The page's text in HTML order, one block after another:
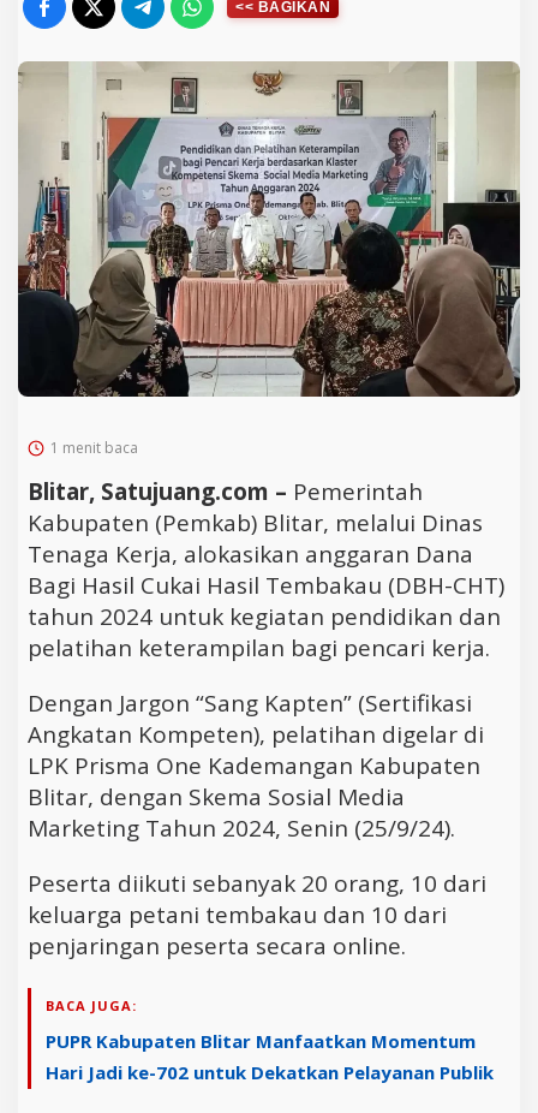
1 menit baca
Blitar, Satujuang.com – Pemerintah
Kabupaten (Pemkab) Blitar, melalui Dinas
Tenaga Kerja, alokasikan anggaran Dana
Bagi Hasil Cukai Hasil Tembakau (DBH-CHT)
tahun 2024 untuk kegiatan pendidikan dan
pelatihan keterampilan bagi pencari kerja.
Dengan Jargon “Sang Kapten” (Sertifikasi
Angkatan Kompeten), pelatihan digelar di
LPK Prisma One Kademangan Kabupaten
Blitar, dengan Skema Sosial Media
Marketing Tahun 2024, Senin (25/9/24).
Peserta diikuti sebanyak 20 orang, 10 dari
keluarga petani tembakau dan 10 dari
penjaringan peserta secara online.
BACA JUGA:
PUPR Kabupaten Blitar Manfaatkan Momentum
Hari Jadi ke-702 untuk Dekatkan Pelayanan Publik